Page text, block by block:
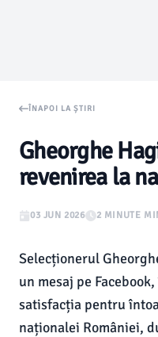
ÎNAPOI LA ȘTIRI
Gheorghe
revenirea la
03 JUN 2026 2 MINUTE
Selecționerul
un mesaj pe
satisfacția pentru
naționalei României,